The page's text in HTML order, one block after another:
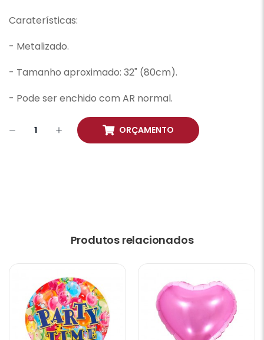
Caraterísticas:
- Metalizado.
- Tamanho aproximado: 32" (80cm).
- Pode ser enchido com AR normal.
ORÇAMENTO
Produtos relacionados